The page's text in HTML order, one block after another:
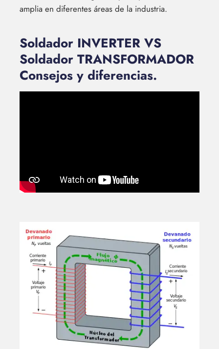
amplia en diferentes áreas de la industria.
Soldador INVERTER VS
Soldador TRANSFORMADOR
Consejos y diferencias.